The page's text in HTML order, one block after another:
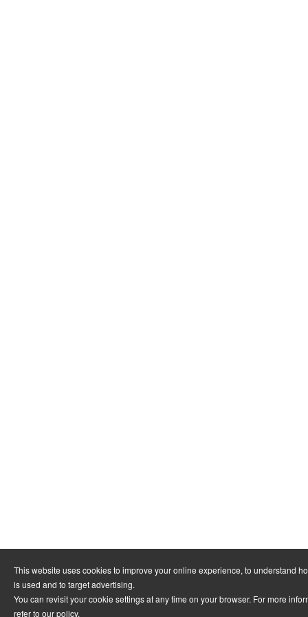
This website uses cookies to improve your online experience, to understand
is used and to target advertising.
You can revisit your cookie settings at any time on your browser. For more
refer to our policy.